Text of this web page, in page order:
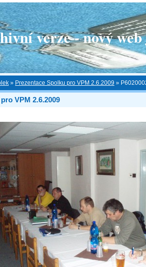
verze - nový web
» Prezentace Spolku pro VPM 2.6.2009 »
VPM 2.6.2009